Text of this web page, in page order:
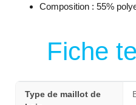
Composition : 55%
Fiche
Type de maillot de